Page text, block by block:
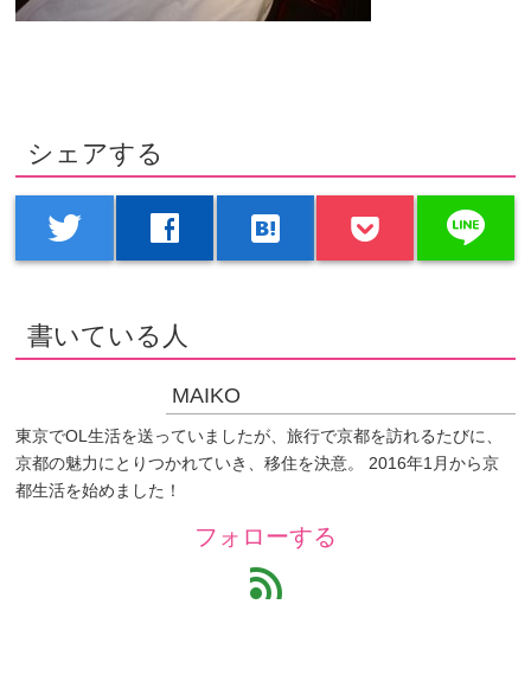
シェアする
twitter facebook hatenabookmark line
書いている人
MAIKO
東京でOL生活を送っていましたが、旅行で京都を訪れるたびに、
京都の魅力にとりつかれていき、移住を決意。 2016年1月から京
都生活を始めました！
フォローする
feed